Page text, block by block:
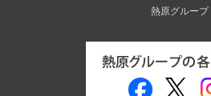
熱原グループ